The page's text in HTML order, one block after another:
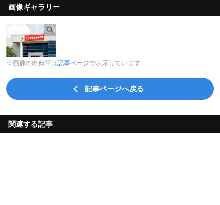
画像ギャラリー
※画像の出典等は記事ページで表示しています
記事ページへ戻る
関連する記事